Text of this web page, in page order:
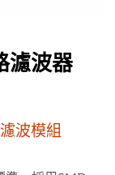
濾波器
波模組